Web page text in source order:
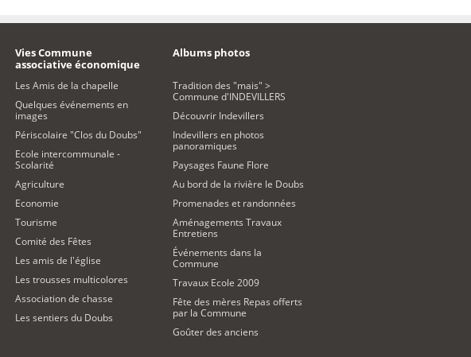
Vies Commune
associative économique
Les Amis de la chapelle
Quelques événements en
images
Périscolaire "Clos du Doubs"
Ecole intercommunale -
Scolarité
Agriculture
Economie
Tourisme
Comité des Fêtes
Les amis de l'église
Les trousses multicolores
Association de chasse
Les sentiers du Doubs
Albums photos
Tradition des "mais" >
Commune d'INDEVILLERS
Découvrir Indevillers
Indevillers en photos
panoramiques
Paysages Faune Flore
Au bord de la rivière le Doubs
Promenades et randonnées
Aménagements Travaux
Entretiens
Événements dans la
Commune
Travaux Ecole 2009
Fête des mères Repas offerts
par la Commune
Goûter des anciens